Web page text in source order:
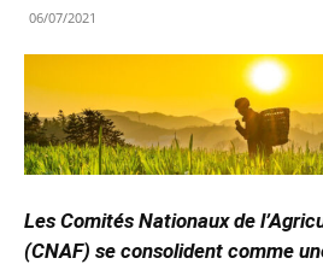
06/07/2021
Les Comités Nationaux de
(CNAF) se consolident comme